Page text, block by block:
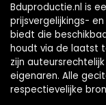
Bduproductie.nl is
prijsvergelijkings-
biedt die
houdt via de laatst
zijn
eigenaren. Alle
respectievelijke